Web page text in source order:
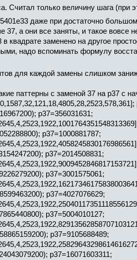
Считал только величину шага
даже при достаточно
37, а они все заняты, и такое вовсе
квадрате заменено на другое
надо вспоминать формулу
для каждой замены слишком
паттерны с заменой 37 на p37 с
p37=356031631;
p37=1000881787;
p37=2014508831;
p37=3001575061;
p37=4027076629;
p37=5004010127;
p37=9105688489;
p37=16071603311;